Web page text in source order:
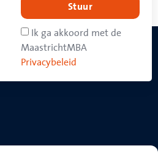
Ik ga akkoord met de
MaastrichtMBA
Privacybeleid
Stuur